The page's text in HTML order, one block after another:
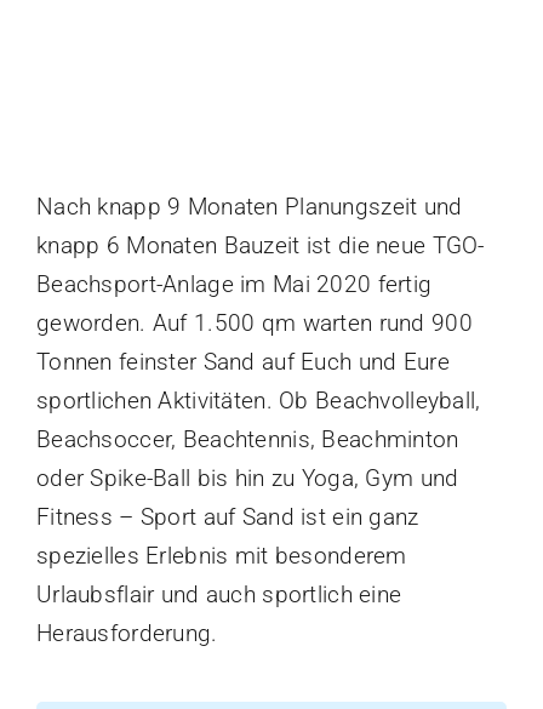
Fotos / Videos
100 Jahre TGO
Beiträge
Service & Downloads
Geschichte
Kontakt
Laufstrecken
Trikot-Online-Shop
Impressum
Nach knapp 9 Monaten Planungszeit und
knapp 6 Monaten Bauzeit ist die neue TGO-
Beachsport-Anlage im Mai 2020 fertig
geworden. Auf 1.500 qm warten rund 900
Tonnen feinster Sand auf Euch und Eure
sportlichen Aktivitäten. Ob Beachvolleyball,
Beachsoccer, Beachtennis, Beachminton
oder Spike-Ball bis hin zu Yoga, Gym und
Fitness – Sport auf Sand ist ein ganz
spezielles Erlebnis mit besonderem
Urlaubsflair und auch sportlich eine
Herausforderung.